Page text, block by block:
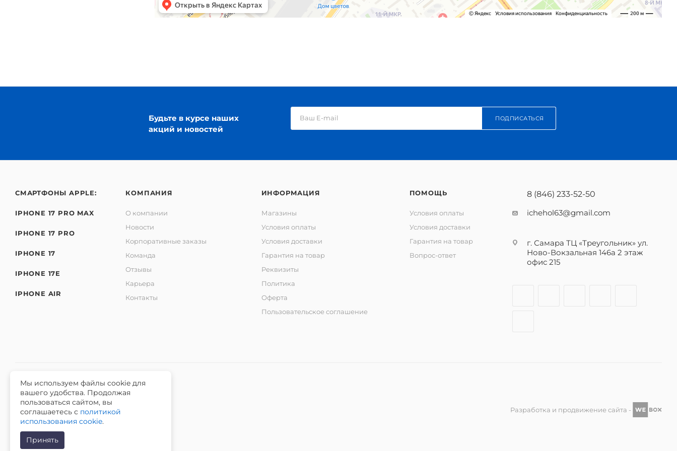
Будьте в курсе наших
акций и новостей
ПОДПИСАТЬСЯ
СМАРТФОНЫ APPLE:
IPHONE 17 PRO MAX
IPHONE 17 PRO
IPHONE 17
IPHONE 17E
IPHONE AIR
КОМПАНИЯ
О компании
Новости
Корпоративные заказы
Команда
Отзывы
Карьера
Контакты
ИНФОРМАЦИЯ
Магазины
Условия оплаты
Условия доставки
Гарантия на товар
Реквизиты
Политика
Оферта
Пользовательское соглашение
ПОМОЩЬ
Условия оплаты
Условия доставки
Гарантия на товар
Вопрос-ответ
8 (846) 233-52-50
ichehol63@gmail.com
г. Самара ТЦ «Треугольник» ул.
Ново-Вокзальная 146а 2 этаж
офис 215
2026 © Интернет-магазин iЧехол.
ИНН 631911014100 ОГРНИП 315631300089311
Разработка и продвижение сайта -
Мы используем файлы cookie для
вашего удобства. Продолжая
пользоваться сайтом, вы
соглашаетесь с политикой
использования cookie.
Принять